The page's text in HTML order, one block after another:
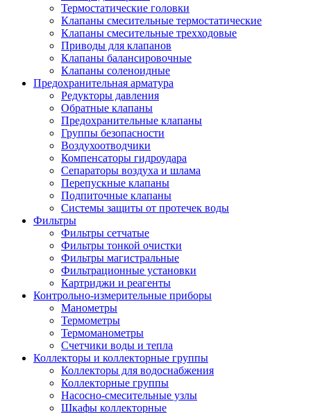
Термостатические головки
Клапаны смесительные термостатические
Клапаны смесительные трехходовые
Приводы для клапанов
Клапаны балансировочные
Клапаны соленоидные
Предохранительная арматура
Редукторы давления
Обратные клапаны
Предохранительные клапаны
Группы безопасности
Воздухоотводчики
Компенсаторы гидроудара
Сепараторы воздуха и шлама
Перепускные клапаны
Подпиточные клапаны
Системы защиты от протечек воды
Фильтры
Фильтры сетчатые
Фильтры тонкой очистки
Фильтры магистральные
Фильтрационные установки
Картриджи и реагенты
Контрольно-измерительные приборы
Манометры
Термометры
Термоманометры
Счетчики воды и тепла
Коллекторы и коллекторные группы
Коллекторы для водоснабжения
Коллекторные группы
Насосно-смесительные узлы
Шкафы коллекторные